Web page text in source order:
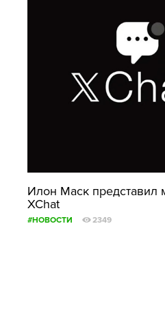
Илон Маск представил
XChat
#НОВОСТИ 2349